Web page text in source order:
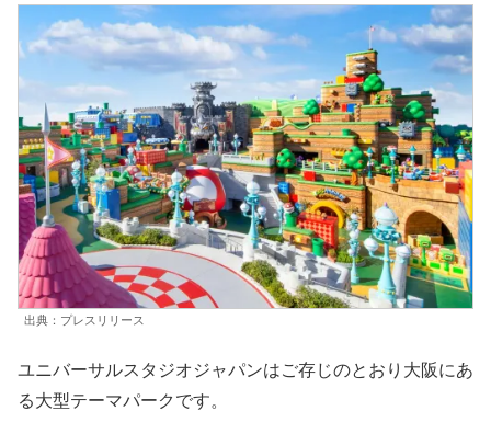
出典：プレスリリース
ユニバーサルスタジオジャパンはご存じのとおり大阪にあ
る大型テーマパークです。